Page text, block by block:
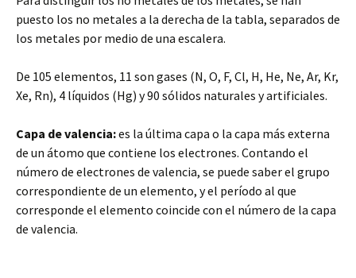
puesto los no metales a la derecha de la tabla, separados de
los metales por medio de una escalera.
De 105 elementos, 11 son gases (N, O, F, Cl, H, He, Ne, Ar, Kr,
Xe, Rn), 4 líquidos (Hg) y 90 sólidos naturales y artificiales.
Capa de valencia:es la última capa o la capa más externa
de un átomo que contiene los electrones. Contando el
número de electrones de valencia, se puede saber el grupo
correspondiente de un elemento, y el período al que
corresponde el elemento coincide con el número de la capa
de valencia.